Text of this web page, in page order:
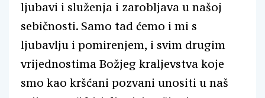
ljubavi i služenja i zarobljava u našoj
sebičnosti. Samo tad ćemo i mi s
ljubavlju i pomirenjem, i svim drugim
vrijednostima Božjeg kraljevstva koje
smo kao kršćani pozvani unositi u naš